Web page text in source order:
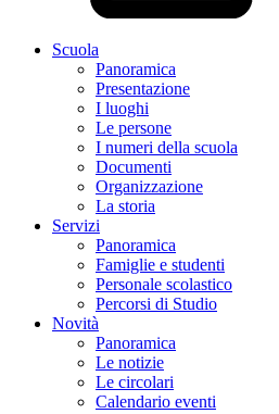
Scuola
Panoramica
Presentazione
I luoghi
Le persone
I numeri della scuola
Documenti
Organizzazione
La storia
Servizi
Panoramica
Famiglie e studenti
Personale scolastico
Percorsi di Studio
Novità
Panoramica
Le notizie
Le circolari
Calendario eventi